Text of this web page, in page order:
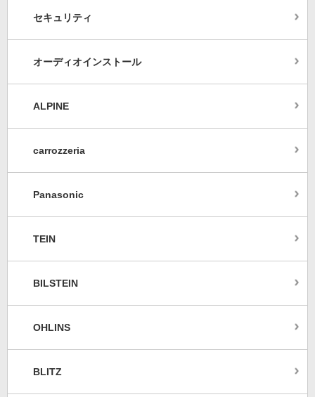
セキュリティ
オーディオインストール
ALPINE
carrozzeria
Panasonic
TEIN
BILSTEIN
OHLINS
BLITZ